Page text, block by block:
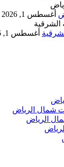
أغسطس 1, 2026
أغسطس 1, 2026
شمال الرياض
الرياض